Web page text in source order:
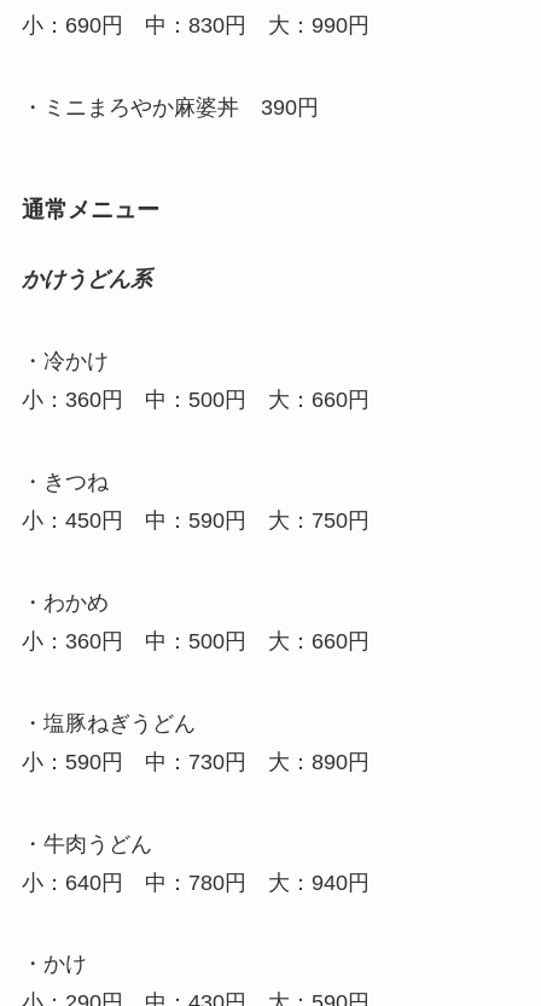
小：690円 中：830円 大：990円
・ミニまろやか麻婆丼 390円
通常メニュー
かけうどん系
・冷かけ
小：360円 中：500円 大：660円
・きつね
小：450円 中：590円 大：750円
・わかめ
小：360円 中：500円 大：660円
・塩豚ねぎうどん
小：590円 中：730円 大：890円
・牛肉うどん
小：640円 中：780円 大：940円
・かけ